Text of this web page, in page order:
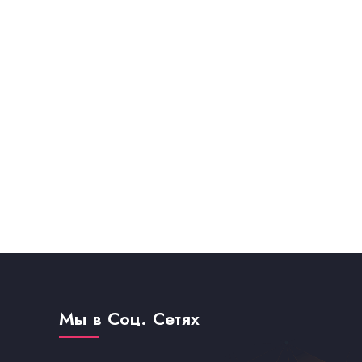
Мы в Соц. Сетях